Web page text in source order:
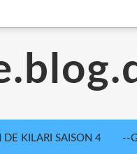
DE KILARI SAISON 4 --